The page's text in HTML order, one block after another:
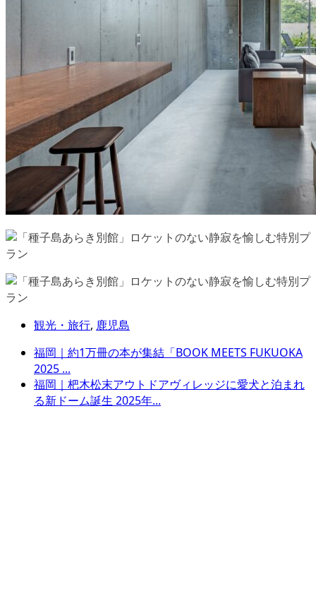
観光・旅行, 鹿児島
福岡｜約1万冊の本が集結「BOOK MEETS FUKUOKA
2025 ...
福岡｜杷木松末アウトドアヴィレッジに愛犬と泊まれ
る新ドーム誕生 2025年...